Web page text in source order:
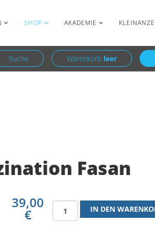
SHOP AKADEMIE
Suche Warenkorb leer
Fasan
39,00
€